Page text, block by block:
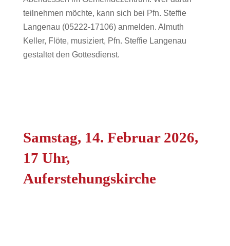
teilnehmen möchte, kann sich bei Pfn. Steffie
Langenau (05222-17106) anmelden. Almuth
Keller, Flöte, musiziert, Pfn. Steffie Langenau
gestaltet den Gottesdienst.
Samstag, 14. Februar 2026,
17 Uhr,
Auferstehungskirche